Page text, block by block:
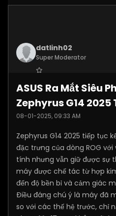
datlinh02
Super Moderator
Jan 2025
Posts:7876
ASUS Ra Mắt Siêu
Zephyrus G14 2025
08-01-2025, 09:33 AM
Zephyrus G14 2025 tiếp tục
đặc trưng của dòng ROG
tính nhưng vẫn giữ được sự
máy được chế tác từ hợp
đến độ bền bỉ và cảm giác
Điều đáng chú ý là máy đã
so với các thế hệ trước, chỉ